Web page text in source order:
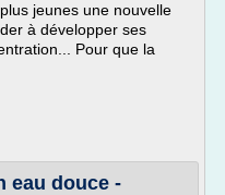
jeunes une nouvelle
à développer ses
Pour que la
eau douce -